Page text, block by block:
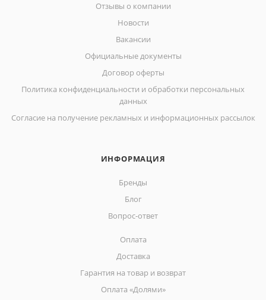
Отзывы о компании
Новости
Вакансии
Официальные документы
Договор оферты
Политика конфиденциальности и обработки персональных
данных
Согласие на получение рекламных и информационных рассылок
ИНФОРМАЦИЯ
Бренды
Блог
Вопрос-ответ
Оплата
Доставка
Гарантия на товар и возврат
Оплата «Долями»